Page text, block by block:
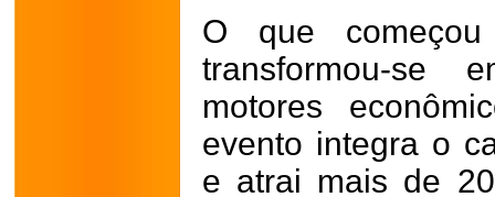
O que
transformou-se
motores
evento integra o
e atrai mais de